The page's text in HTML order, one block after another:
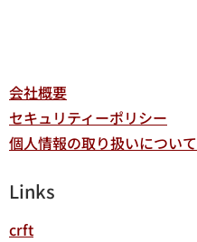
会社概要
セキュリティーポリシー
個人情報の取り扱いについて
Links
crft